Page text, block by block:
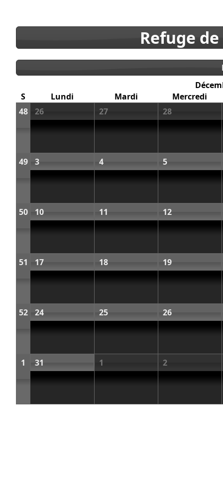
Refuge
S
Lundi Mardi
Mercredi
48
26 27 28
49 3 4 5
50 10 11 12
51 17 18 19
52 24 25 26
1 31 1 2